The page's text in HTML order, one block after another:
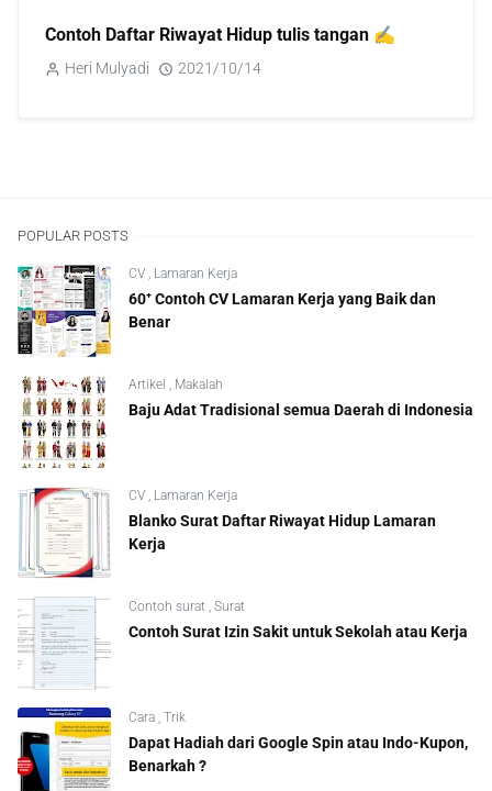
Contoh Daftar Riwayat Hidup tulis tangan ✍️
Heri Mulyadi 2021/10/14
POPULAR POSTS
CV , Lamaran Kerja
60⁺ Contoh CV Lamaran Kerja yang Baik dan
Benar
Artikel , Makalah
Baju Adat Tradisional semua Daerah di Indonesia
CV , Lamaran Kerja
Blanko Surat Daftar Riwayat Hidup Lamaran
Kerja
Contoh surat , Surat
Contoh Surat Izin Sakit untuk Sekolah atau Kerja
Cara , Trik
Dapat Hadiah dari Google Spin atau Indo-Kupon,
Benarkah ?